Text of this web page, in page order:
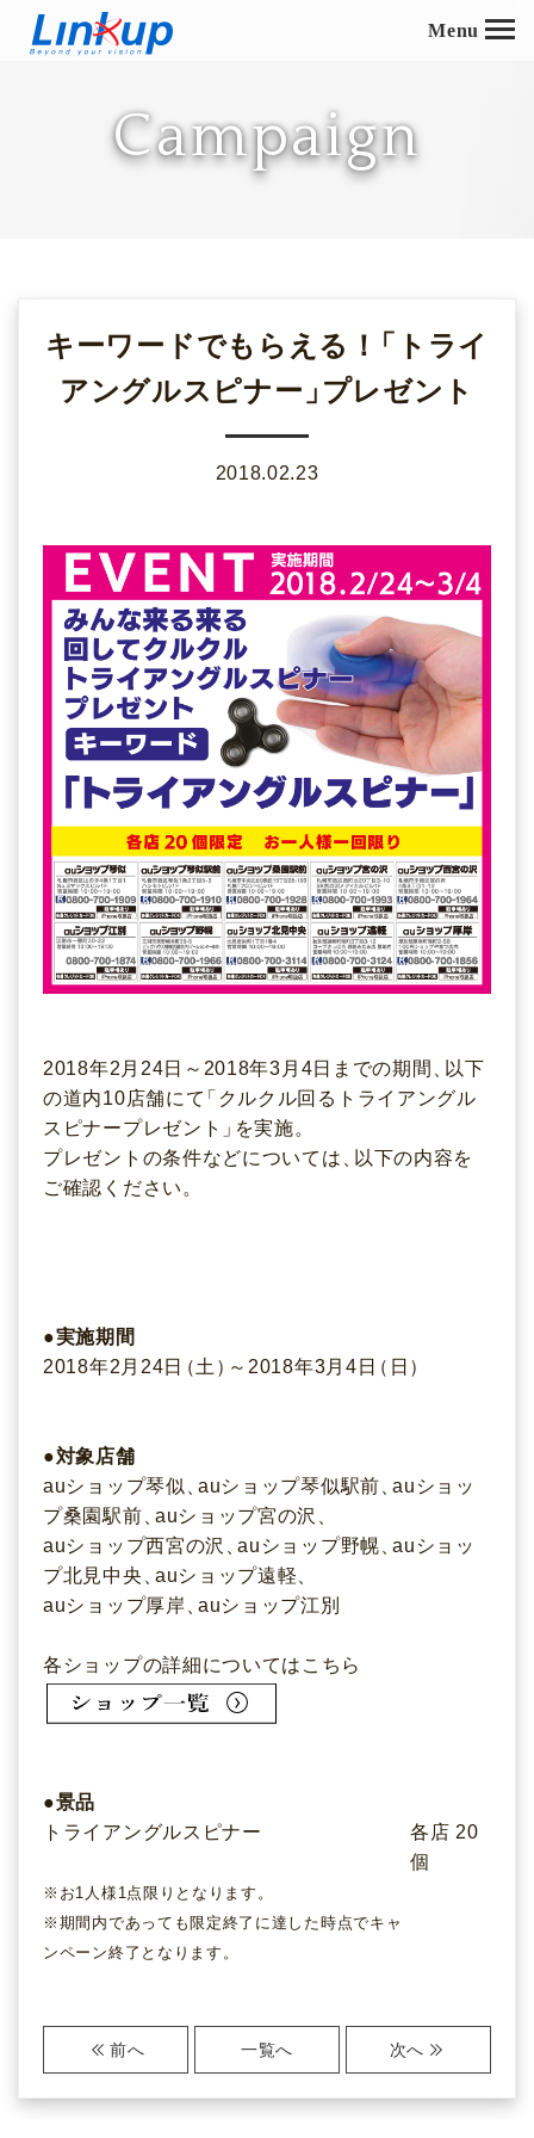
Menu
Campaign
キーワードでもらえる！ 「
トライ
アングルスピナー 」プレゼント
2018.02.23
2018年2月24日～2018年3月4日までの期間 、以下
の道内10店舗にて「 クルクル回るトライアングル
スピナープレゼント 」を実施。
プレゼントの条件などについては 、以下の内容を
ご確認ください 。
●実施期間
2018年2月24日（土 ）～2018年3月4日（ 日 ）
●対象店舗
auショップ琴似 、
auショップ琴似駅前 、
auショッ
プ桑園駅前 、
auショップ宮の沢
auショップ西宮の沢
、
auショップ野幌 、
auショッ
プ北見中央 、
auショップ遠軽
auショップ厚岸 、
auショップ江別
各ショップの詳細についてはこちら
●景品
トライアングルスピナー
各店 20
個
※お1人様1点限りとなります 。
※期間内であっても限定終了に達した時点でキャ
ンペーン終了となります 。
前へ 一覧へ 次へ